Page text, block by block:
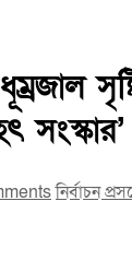
সংস্কার’
নির্বাচন